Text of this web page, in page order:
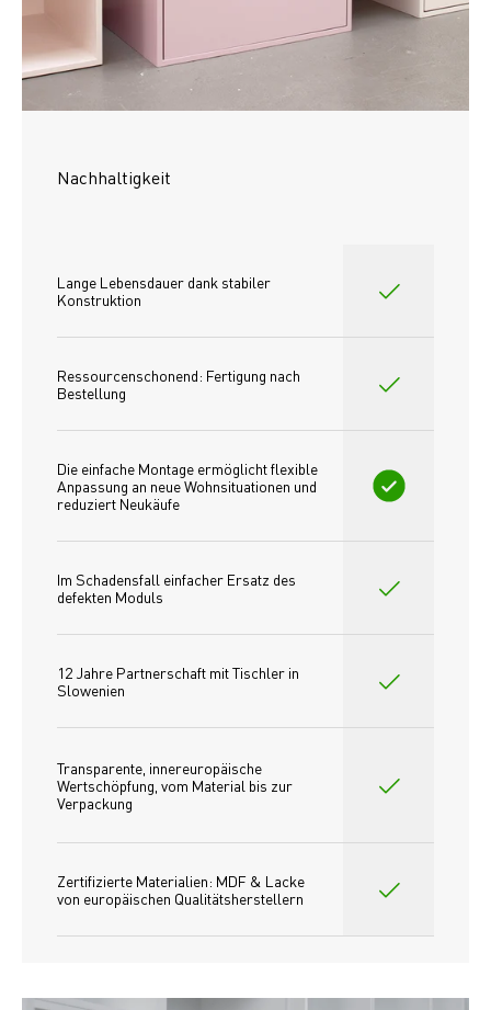
Nachhaltigkeit
Lange Lebensdauer dank stabiler
Konstruktion
Ressourcenschonend: Fertigung nach
Bestellung
Die einfache Montage ermöglicht flexible
Anpassung an neue Wohnsituationen und
reduziert Neukäufe
Im Schadensfall einfacher Ersatz des
defekten Moduls
12 Jahre Partnerschaft mit Tischler in
Slowenien
Transparente, innereuropäische
Wertschöpfung, vom Material bis zur
Verpackung
Zertifizierte Materialien: MDF & Lacke
von europäischen Qualitätsherstellern